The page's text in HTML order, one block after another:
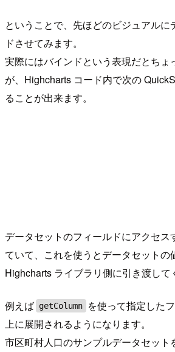
ということで、先ほどのビジュアルに
ドさせてみます。
実際にはバインドという表現だとちょ
が、Highcharts コード内で次の
ることが出来ます。
データセットのフィールドにアクセス
ていて、これを使うとデータセットの
Highcharts ライブラリ側に引き渡して
例えば getColumn
を使って指定した
上に展開されるようになります。
市区町村人口のサンプルデータセット